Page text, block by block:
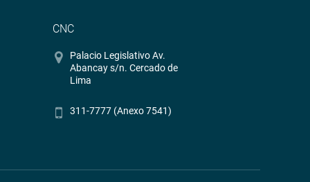
CNC
Palacio Legislativo Av.
Abancay s/n. Cercado de
Lima
311-7777 (Anexo 7541)